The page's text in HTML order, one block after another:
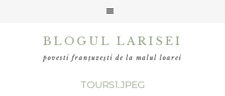
BLOGUL LARISEI
povesti franțuzești de la malul loarei
TOURS1.JPEG